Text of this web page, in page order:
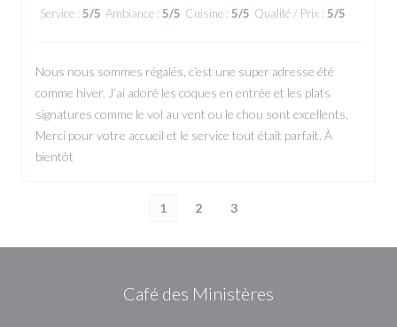
Service : 5/5 Ambiance : 5/5 Cuisine : 5/5 Qualité / Prix : 5/5
Nous nous sommes régalés, c’est une super adresse été
comme hiver. J’ai adoré les coques en entrée et les plats
signatures comme le vol au vent ou le chou sont excellents.
Merci pour votre accueil et le service tout était parfait. À
bientôt
1 2 3
Café des Ministères